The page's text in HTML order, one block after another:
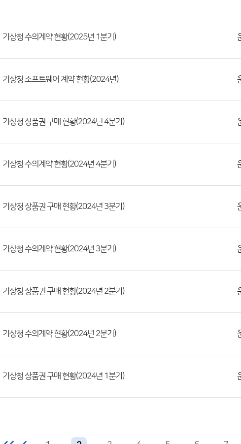
기상청 수의계약 현황(2025년 1분기)
기상청 소프트웨어 계약 현황(2024년)
기상청 상품권 구매 현황(2024년 4분기)
기상청 수의계약 현황(2024년 4분기)
기상청 상품권 구매 현황(2024년 3분기)
기상청 수의계약 현황(2024년 3분기)
기상청 상품권 구매 현황(2024년 2분기)
기상청 수의계약 현황(2024년 2분기)
기상청 상품권 구매 현황(2024년 1분기)